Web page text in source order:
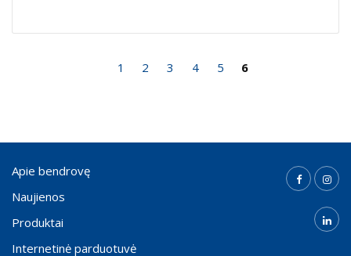
1 2 3 4 5 6
Apie bendrovę
Naujienos
Produktai
Internetinė parduotuvė